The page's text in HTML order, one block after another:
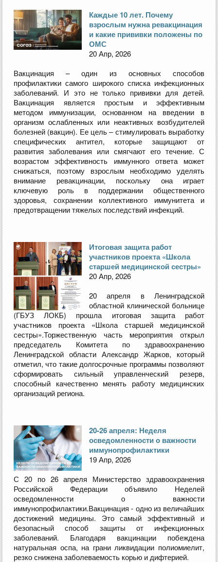
Каждые 10 лет. Почему
взрослым нужна ревакцинация
и какие прививки положены по
ОМС
20 Апр, 2026
Вакцинация – один из основных способов
профилактики самого широкого списка инфекционных
заболеваний. И это не только прививки для детей.
Вакцинация является простым и эффективным
методом иммунизации, основанном на введении в
организм ослабленных или неактивных возбудителей
болезней (вакцин). Ее цель – стимулировать выработку
специфических антител, которые защищают от
развития заболевания или смягчают его течение. С
возрастом эффективность иммунного ответа может
снижаться, поэтому взрослым необходимо уделять
внимание ревакцинации, поскольку она играет
ключевую роль в поддержании общественного
здоровья, сохранении коллективного иммунитета и
предотвращении тяжелых последствий инфекций.
Итоговая защита работ
участников проекта «Школа
старшей медицинской сестры»
20 Апр, 2026
20 апреля в Ленинградской
областной клинической больнице
(ГБУЗ ЛОКБ) прошла итоговая защита работ
участников проекта «Школа старшей медицинской
сестры».Торжественную часть мероприятия открыл
председатель Комитета по здравоохранению
Ленинградской области Александр Жарков, который
отметил, что такие долгосрочные программы позволяют
сформировать сильный управленческий резерв,
способный качественно менять работу медицинских
организаций региона.
20-26 апреля: Неделя
осведомленности о важности
иммунопрофилактики
19 Апр, 2026
С 20 по 26 апреля Министерство здравоохранения
Российской Федерации объявило Неделей
осведомленности о важности
иммунопрофилактики.Вакцинация - одно из величайших
достижений медицины. Это самый эффективный и
безопасный способ защиты от инфекционных
заболеваний. Благодаря вакцинации побеждена
натуральная оспа, на грани ликвидации полиомиелит,
резко снижена заболеваемость корью и дифтерией.